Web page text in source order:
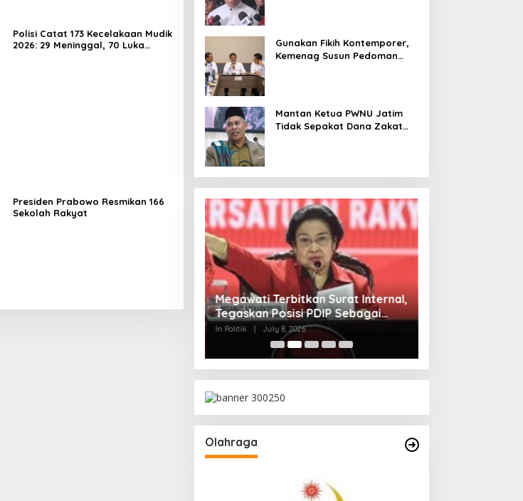
Polisi Catat 173 Kecelakaan Mudik
2026: 29 Meninggal, 70 Luka
Presiden Prabowo Resmikan 166
Sekolah Rakyat
Gunakan Fikih Kontemporer,
Kemenag Susun Pedoman
Mantan Ketua PWNU Jatim
Tidak Sepakat Dana Zakat
Penyelidikan Kasus Kudatuli
Megawati Terbitkan Surat Internal,
Tegaskan Posisi PDIP Sebagai
Partai Penyeimbang
In Politik July 8, 2026
Olahraga